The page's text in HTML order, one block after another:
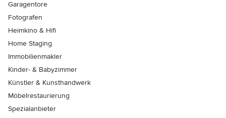
Garagentore
Fotografen
Heimkino & Hifi
Home Staging
Immobilienmakler
Kinder- & Babyzimmer
Künstler & Kunsthandwerk
Möbelrestaurierung
Spezialanbieter